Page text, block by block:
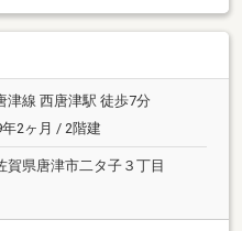
津線 西唐津駅 徒歩7分
2ヶ月 / 2階建
賀県唐津市二タ子３丁目